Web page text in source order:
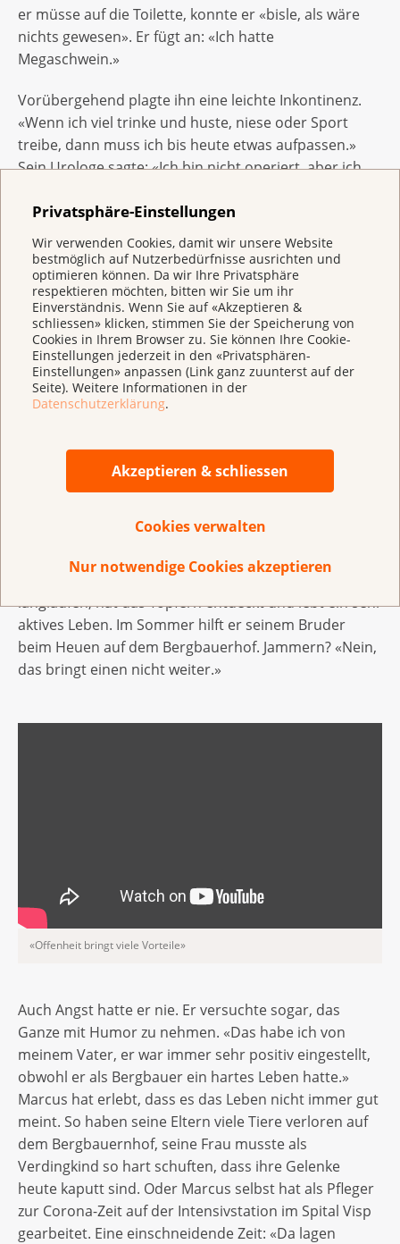
Privatsphäre-Einstellungen
Wir verwenden Cookies, damit wir unsere Website
bestmöglich auf Nutzerbedürfnisse ausrichten und
optimieren können. Da wir Ihre Privatsphäre
respektieren möchten, bitten wir Sie um ihr
Einverständnis. Wenn Sie auf «Akzeptieren &
schliessen» klicken, stimmen Sie der Speicherung von
Cookies in Ihrem Browser zu. Sie können Ihre Cookie-
Einstellungen jederzeit in den «Privatsphären-
Einstellungen» anpassen (Link ganz zuunterst auf der
Seite). Weitere Informationen in der
Datenschutzerklärung.
Akzeptieren & schliessen
Cookies verwalten
Nur notwendige Cookies akzeptieren
er müsse auf die Toilette, konnte er «bisle, als wäre
nichts gewesen». Er fügt an: «Ich hatte
Megaschwein.»
Vorübergehend plagte ihn eine leichte Inkontinenz.
«Wenn ich viel trinke und huste, niese oder Sport
treibe, dann muss ich bis heute etwas aufpassen.»
Sein Urologe sagte: «Ich bin nicht operiert, aber ich
erleichtert, dass er die Blasenkontrolle zurückhat.
Inkontinenz hätte ihm im Alltag mehr Sorgen bereitet
als Impotenz.
Vielen geht es gleich
Als Marcus in seinem Kollegenkreis über seine
Erfahrungen sprach, realisierte er rasch: Einige hatten
schon Ähnliches erlebt. «Wenn sie etwas lockerer
sie stellten mir Fragen.» Auch sein Zahnarzt stupste
ihn mal an und fragte, wie Marcus denn gemerkt
habe, dass er Prostatakrebs habe.
Marcus weiss, dass er «viel Glück hatte». Heute kann
er wieder mit seiner Frau schlafen, als wäre nichts
gewesen. Er hütet die Enkel, geht wandern,
langlaufen, hat das Töpfern entdeckt und lebt ein sehr
aktives Leben. Im Sommer hilft er seinem Bruder
beim Heuen auf dem Bergbauerhof. Jammern? «Nein,
das bringt einen nicht weiter.»
«Offenheit bringt viele Vorteile»
Auch Angst hatte er nie. Er versuchte sogar, das
Ganze mit Humor zu nehmen. «Das habe ich von
meinem Vater, er war immer sehr positiv eingestellt,
obwohl er als Bergbauer ein hartes Leben hatte.»
Marcus hat erlebt, dass es das Leben nicht immer gut
meint. So haben seine Eltern viele Tiere verloren auf
dem Bergbauernhof, seine Frau musste als
Verdingkind so hart schuften, dass ihre Gelenke
heute kaputt sind. Oder Marcus selbst hat als Pfleger
zur Corona-Zeit auf der Intensivstation im Spital Visp
gearbeitet. Eine einschneidende Zeit: «Da lagen